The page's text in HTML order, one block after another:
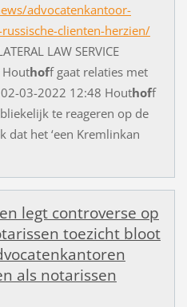
advocatenkantoor-
clienten-herzien/
LAW SERVICE
Houthoff gaat relaties met
03-2022 12:48 Houthoff
te reageren op de
dat het ‘een Kremlinkan
legt controverse op
toezicht bloot
als notarissen